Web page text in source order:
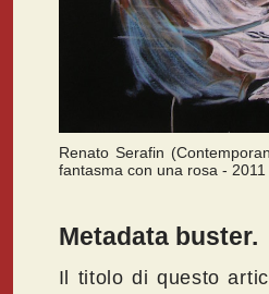
Renato Serafin
fantasma con una rosa - 2011
Metadata buster.
Il titolo di questo